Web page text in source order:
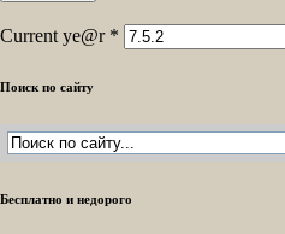
Current ye@r *
Поиск по сайту
Бесплатно и недорого